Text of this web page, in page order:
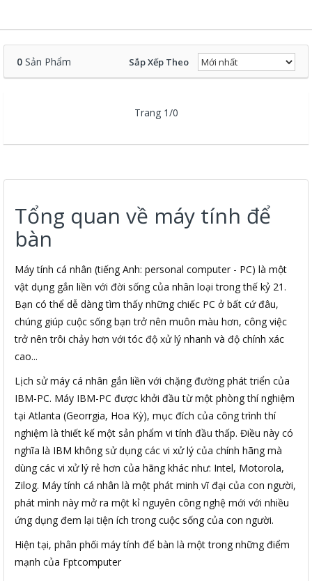
0 Sản Phẩm Sắp Xếp Theo
Trang 1/0
Tổng quan về máy tính để
bàn
Máy tính cá nhân (tiếng Anh: personal computer - PC) là một
vật dụng gắn liền với đời sống của nhân loại trong thế kỷ 21.
Bạn có thể dễ dàng tìm thấy những chiếc PC ở bất cứ đâu,
chúng giúp cuộc sống bạn trở nên muôn màu hơn, công việc
trở nên trôi chảy hơn với tóc độ xử lý nhanh và độ chính xác
cao...
Lịch sử máy cá nhân gắn liền với chặng đường phát triển của
IBM-PC. Máy IBM-PC được khởi đầu từ một phòng thí nghiệm
tại Atlanta (Georrgia, Hoa Kỳ), mục đích của công trình thí
nghiệm là thiết kế một sản phẩm vi tính đầu thấp. Điều này có
nghĩa là IBM không sử dụng các vi xử lý của chính hãng mà
dùng các vi xử lý rẻ hơn của hãng khác như: Intel, Motorola,
Zilog. Máy tính cá nhân là một phát minh vĩ đại của con người,
phát mình này mở ra một kỉ nguyên công nghệ mới với nhiều
ứng dụng đem lại tiện ích trong cuộc sống của con người.
Hiện tại, phân phối máy tính để bàn là một trong những điểm
mạnh của Fptcomputer